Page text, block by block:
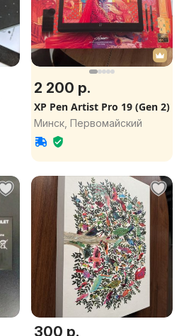
2 200 р.
XP Pen Artist Pro 19 (Gen 2)
Минск, Первомайский
300 р.